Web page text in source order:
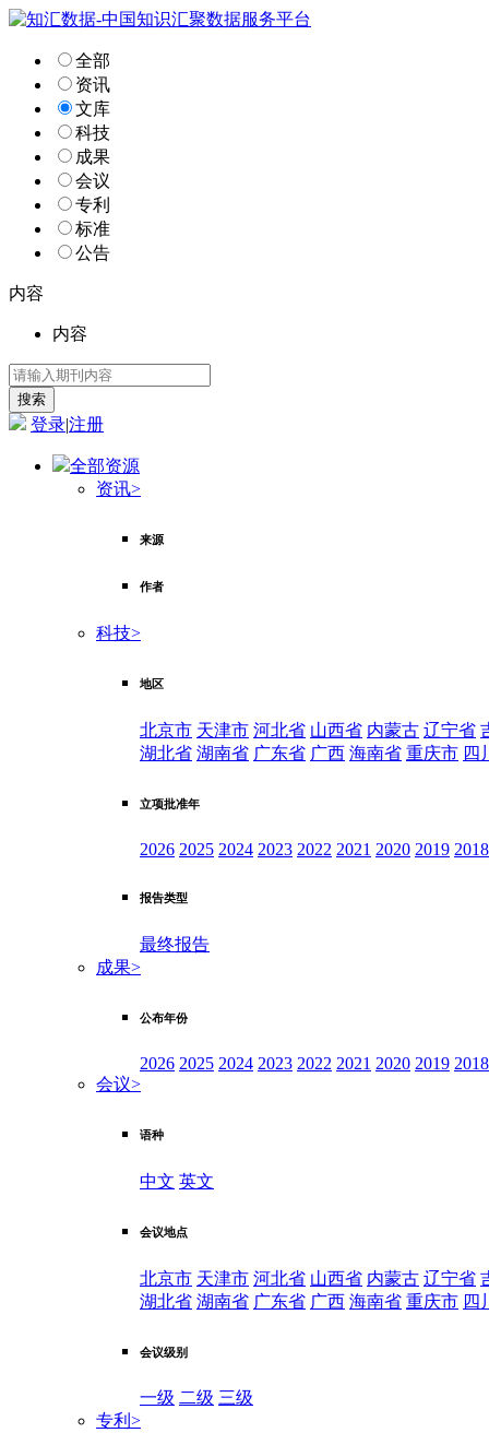
全部
资讯
文库
科技
成果
会议
专利
标准
公告
内容
内容
登录|注册
全部资源
资讯>
来源
作者
科技>
地区
北京市 天津市 河北省 山西省 内蒙古 辽宁省
湖北省 湖南省 广东省 广西 海南省 重庆市 四
立项批准年
2026 2025 2024 2023 2022 2021 2020 2019 2018
报告类型
最终报告
成果>
公布年份
2026 2025 2024 2023 2022 2021 2020 2019 2018
会议>
语种
中文 英文
会议地点
北京市 天津市 河北省 山西省 内蒙古 辽宁省
湖北省 湖南省 广东省 广西 海南省 重庆市 四
会议级别
一级 二级 三级
专利 >